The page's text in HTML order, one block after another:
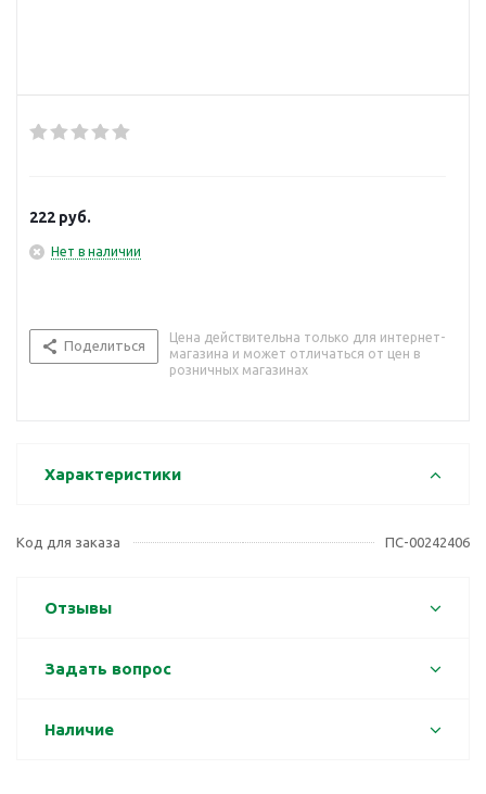
222 руб.
Нет в наличии
Поделиться
Цена действительна только для интернет-
магазина и может отличаться от цен в
розничных магазинах
Характеристики
Код для заказа ПС-00242406
Отзывы
Задать вопрос
Наличие